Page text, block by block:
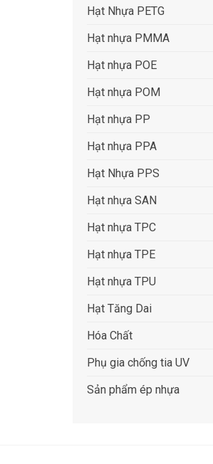
Hạt Nhựa PETG
Hạt nhựa PMMA
Hạt nhựa POE
Hạt nhựa POM
Hạt nhựa PP
Hạt nhựa PPA
Hạt Nhựa PPS
Hạt nhựa SAN
Hạt nhựa TPC
Hạt nhựa TPE
Hạt nhựa TPU
Hạt Tăng Dai
Hóa Chất
Phụ gia chống tia UV
Sản phẩm ép nhựa